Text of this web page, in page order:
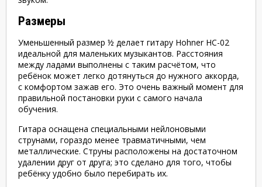
Размеры
Уменьшенный размер ½ делает гитару Hohner HC-02
идеальной для маленьких музыкантов. Расстояния
между ладами выполнены с таким расчётом, что
ребёнок может легко дотянуться до нужного аккорда,
с комфортом зажав его. Это очень важный момент для
правильной постановки руки с самого начала
обучения.
Гитара оснащена специальными нейлоновыми
струнами, гораздо менее травматичными, чем
металлические. Струны расположены на достаточном
удалении друг от друга; это сделано для того, чтобы
ребёнку удобно было перебирать их.